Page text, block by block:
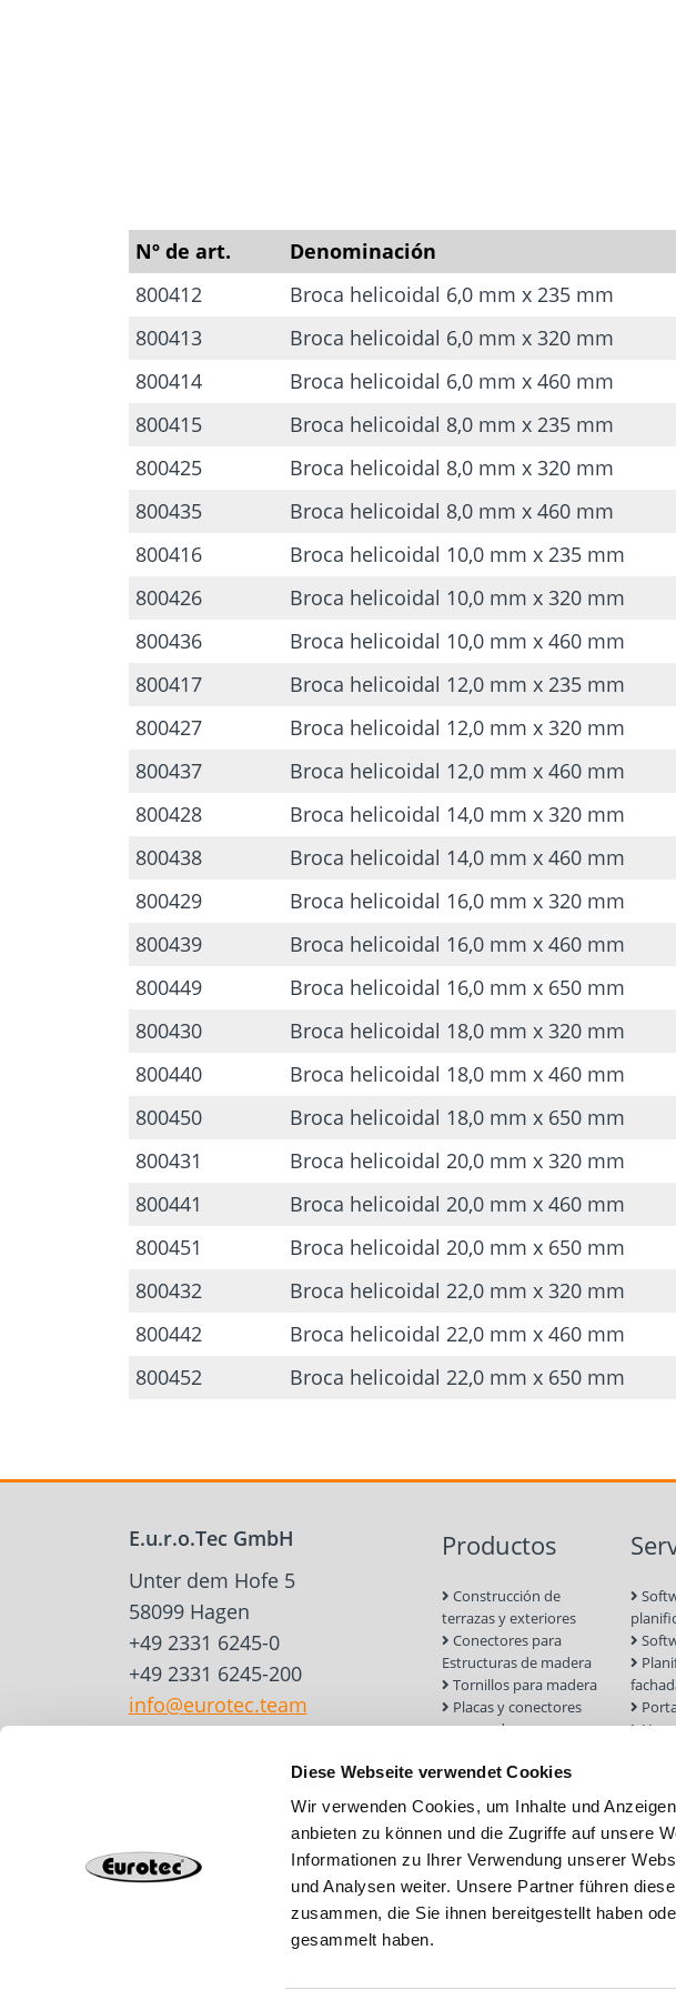
Diese Webseite verwendet Cookies
Wir verwenden Cookies, um Inhalte und
anbieten zu können und die Zugriffe auf unsere
Informationen zu Ihrer Verwendung unserer
und Analysen weiter. Unsere Partner führen
zusammen, die Sie ihnen bereitgestellt haben
gesammelt haben.
Nº de art.
Denominación
800412
Broca helicoidal 6,0 mm x 235 mm
800413
Broca helicoidal 6,0 mm x 320 mm
800414
Broca helicoidal 6,0 mm x 460 mm
800415
Broca helicoidal 8,0 mm x 235 mm
800425
Broca helicoidal 8,0 mm x 320 mm
800435
Broca helicoidal 8,0 mm x 460 mm
800416
Broca helicoidal 10,0 mm x 235 mm
800426
Broca helicoidal 10,0 mm x 320 mm
800436
Broca helicoidal 10,0 mm x 460 mm
800417
Broca helicoidal 12,0 mm x 235 mm
800427
Broca helicoidal 12,0 mm x 320 mm
800437
Broca helicoidal 12,0 mm x 460 mm
800428
Broca helicoidal 14,0 mm x 320 mm
800438
Broca helicoidal 14,0 mm x 460 mm
800429
Broca helicoidal 16,0 mm x 320 mm
800439
Broca helicoidal 16,0 mm x 460 mm
800449
Broca helicoidal 16,0 mm x 650 mm
800430
Broca helicoidal 18,0 mm x 320 mm
800440
Broca helicoidal 18,0 mm x 460 mm
800450
Broca helicoidal 18,0 mm x 650 mm
800431
Broca helicoidal 20,0 mm x 320 mm
800441
Broca helicoidal 20,0 mm x 460 mm
800451
Broca helicoidal 20,0 mm x 650 mm
800432
Broca helicoidal 22,0 mm x 320 mm
800442
Broca helicoidal 22,0 mm x 460 mm
800452
Broca helicoidal 22,0 mm x 650 mm
E.u.r.o.Tec GmbH
Unter dem Hofe 5
58099 Hagen
+49 2331 6245-0
+49 2331 6245-200
info@eurotec.team
Productos
Construcción de
terrazas y exteriores
Conectores para
Estructuras de madera
Tornillos para madera
Placas y conectores
para madera
Herramientas y
Anclajes para hormigón
y mampostería
Tejado y fachada
Cimientos atornillados